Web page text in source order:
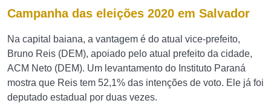
Campanha das eleições 2020 em Salvador
Na capital baiana, a vantagem é do atual vice-prefeito,
Bruno Reis (DEM), apoiado pelo atual prefeito da cidade,
ACM Neto (DEM). Um levantamento do Instituto Paraná
mostra que Reis tem 52,1% das intenções de voto. Ele já foi
deputado estadual por duas vezes.